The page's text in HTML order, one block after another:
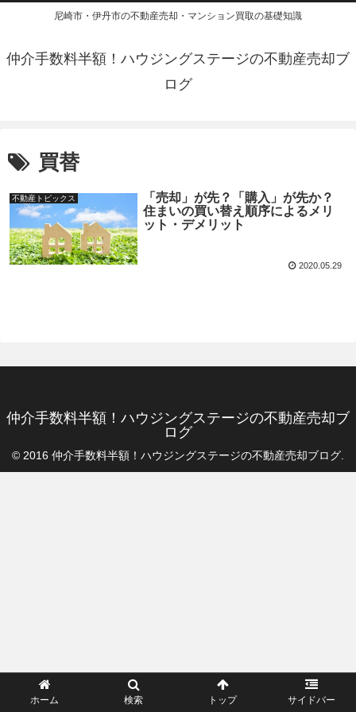
尼崎市・伊丹市の不動産売却・マンション買取の基礎知識
仲介手数料半額！ハウジングステージの不動産売却ブ
ログ
買替
不動産トピックス
「売却」が先？「購入」が先か？
住まいの買い替え順序によるメリ
ット・デメリット
2020.05.29
仲介手数料半額！ハウジングステージの不動産売却ブ
ログ
© 2016 仲介手数料半額！ハウジングステージの不動産売却ブログ.
ホーム 検索 トップ サイドバー